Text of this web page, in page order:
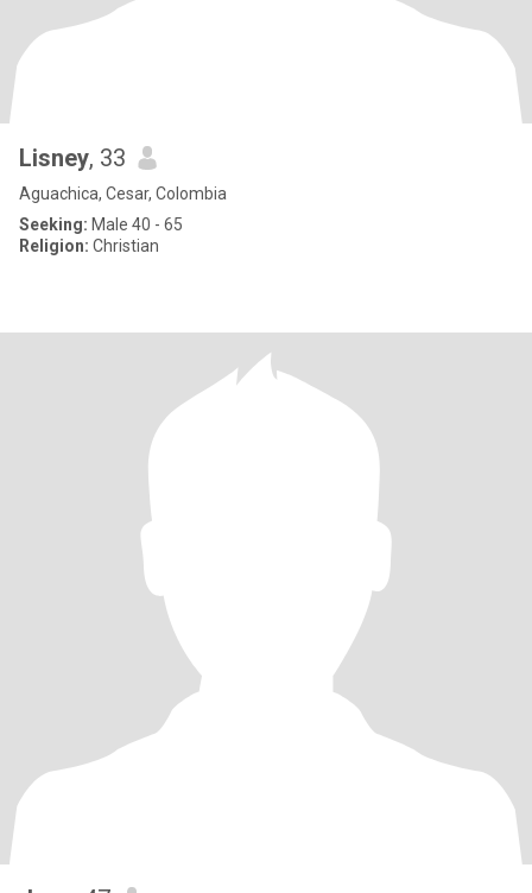
Lisney, 33
Aguachica, Cesar, Colombia
Seeking: Male 40 - 65
Religion: Christian